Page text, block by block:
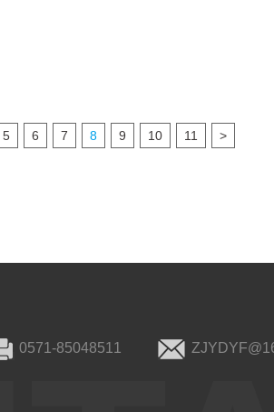
5 6 7 8 9 10 11 >
0571-85048511